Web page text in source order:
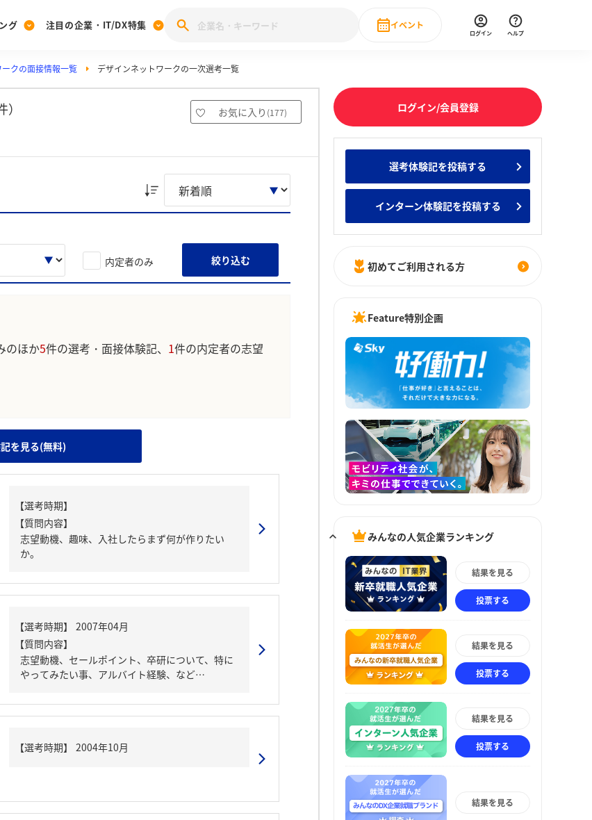
[27卒] 本選考体験記投稿キャンペーン
グ
みんなの新卒就職人気企業ランキング みんなのインターン人気企業ランキ
注目の企業・IT/DX特集
28卒 IT・DX現場社員インタビュー
イベント
直近のイベント一覧
ログイン ヘルプ
クの面接情報一覧 デザインネットワークの一次選考一覧
お気に入り (177)
内定者のみ 絞り込む
のほか5件の選考・面接体験記、 1件の内定者の志望
を見る(無料)
【質問内容】
志望動機、趣味、入社したらまず何が作りたい
か。
【質問内容】
志望動機、セールポイント、卒研について、特に
やってみたい事、アルバイト経験、など…
ログイン/会員登録
選考体験記を投稿する
インターン体験記を投稿する
初めてご利用される方
Feature特別企画
みんなの人気企業ランキング
結果を見る
投票する
結果を見る
投票する
結果を見る
投票する
結果を見る